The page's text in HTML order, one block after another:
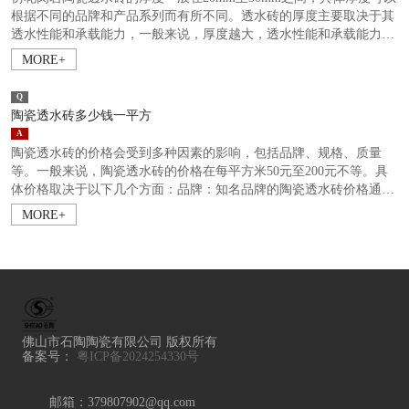
根据不同的品牌和产品系列而有所不同。透水砖的厚度主要取决于其
透水性能和承载能力，一般来说，厚度越大，透水性能和承载能力会
更好。在选择仿花岗岩..
MORE+
Q
陶瓷透水砖多少钱一平方
A
陶瓷透水砖的价格会受到多种因素的影响，包括品牌、规格、质量
等。一般来说，陶瓷透水砖的价格在每平方米50元至200元不等。具
体价格取决于以下几个方面：品牌：知名品牌的陶瓷透水砖价格通常
会相对较高，因为品牌的..
MORE+
佛山市石陶陶瓷有限公司 版权所有
备案号：
粤ICP备2024254330号
邮箱：379807902@qq.com